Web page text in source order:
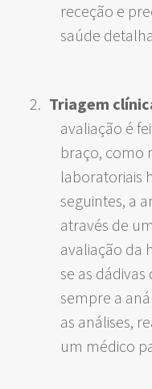
receção e
saúde
Triagem
avaliação é
braço, como
laboratoriais
seguintes, a
através de
avaliação da
se as
sempre a
as análises,
um médico